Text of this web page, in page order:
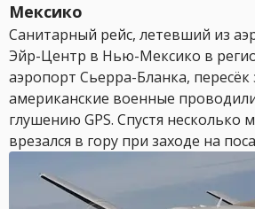
Мексико
Санитарный рейс, летевший из
Эйр-Центр в Нью-Мексико в
аэропорт Сьерра-Бланка, пересёк
американские военные
глушению GPS. Спустя несколько
врезался в гору при заходе на